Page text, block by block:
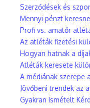
Szerződések és
Mennyi pénzt
Profi vs. amatőr
Az atléták fizetési
Hogyan hatnak a
Atléták keresete
A médiának szerepe
Jövőbeni trendek az
Gyakran Ismételt